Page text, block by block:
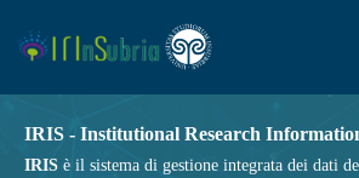
IRIS - Institutional Research
IRIS è il sistema di gestione integrata dei dati